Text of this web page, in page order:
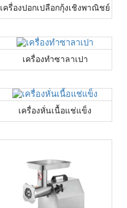
เครื่องปอกเปลือกกุ้งเชิงพาณิชย์
เครื่องทำซาลาเปา
เครื่องหั่นเนื้อแช่แข็ง